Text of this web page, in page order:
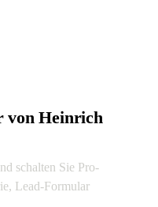
von Heinrich
schalten Sie Pro-
Lead-Formular